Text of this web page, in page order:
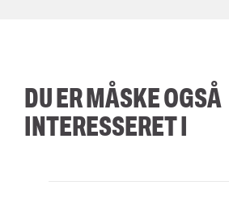
DU ER MÅSKE OGSÅ
INTERESSERET I